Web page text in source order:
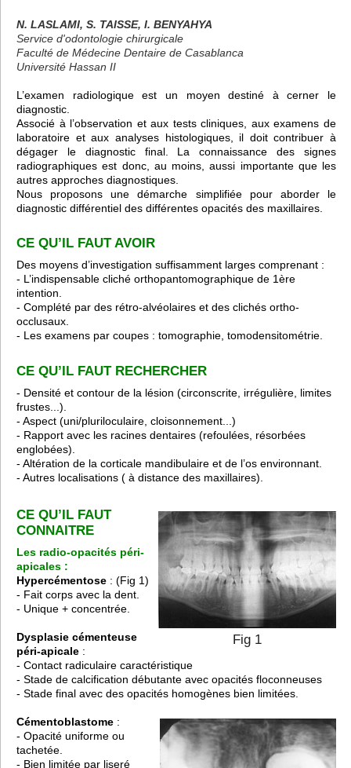
N. LASLAMI, S. TAISSE, I. BENYAHYA
Service d'odontologie chirurgicale
Faculté de Médecine Dentaire de Casablanca
Université Hassan II
L’examen radiologique est un moyen destiné à cerner le
diagnostic.
Associé à l’observation et aux tests cliniques, aux examens de
laboratoire et aux analyses histologiques, il doit contribuer à
dégager le diagnostic final. La connaissance des signes
radiographiques est donc, au moins, aussi importante que les
autres approches diagnostiques.
Nous proposons une démarche simplifiée pour aborder le
diagnostic différentiel des différentes opacités des maxillaires.
CE QU’IL FAUT AVOIR
Des moyens d’investigation suffisamment larges comprenant :
- L’indispensable cliché orthopantomographique de 1ère
intention.
- Complété par des rétro-alvéolaires et des clichés ortho-
occlusaux.
- Les examens par coupes : tomographie, tomodensitométrie.
CE QU’IL FAUT RECHERCHER
- Densité et contour de la lésion (circonscrite, irrégulière, limites
frustes...).
- Aspect (uni/pluriloculaire, cloisonnement...)
- Rapport avec les racines dentaires (refoulées, résorbées
englobées).
- Altération de la corticale mandibulaire et de l’os environnant.
- Autres localisations ( à distance des maxillaires).
Fig 1
CE QU’IL FAUT
CONNAITRE
Les radio-opacités péri-
apicales :
Hypercémentose : (Fig 1)
- Fait corps avec la dent.
- Unique + concentrée.
Dysplasie cémenteuse
péri-apicale :
- Contact radiculaire caractéristique
- Stade de calcification débutante avec opacités floconneuses
- Stade final avec des opacités homogènes bien limitées.
Cémentoblastome :
- Opacité uniforme ou
tachetée.
- Bien limitée par liseré